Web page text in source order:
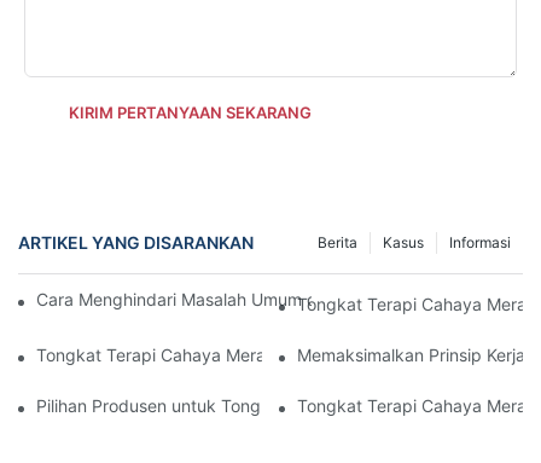
KIRIM PERTANYAAN SEKARANG
ARTIKEL YANG DISARANKAN Informasi
Kasus
Berita
Cara Menghindari Masalah Umum dengan Tongkat Terapi
Tongkat Terapi Cahaya
Tongkat Terapi Cahaya Merah untuk Peremajaan Wajah
Memaksimalkan Prinsip Kerja
Pilihan Produsen untuk Tongkat Terapi Cahaya Merah Terbaik
Tongkat Terapi Cahaya